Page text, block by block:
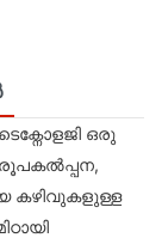
ഒരു
കഴിവുകളുള്ള